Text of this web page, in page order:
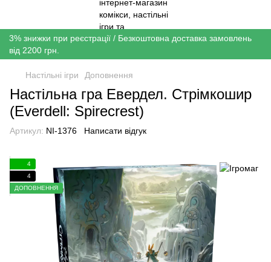
3% знижки при реєстрації / Безкоштовна доставка замовлень
від 2200 грн.
Настільні ігри Доповнення
Настільна гра Евердел. Стрімкошир
(Everdell: Spirecrest)
Артикул: NI-1376 Написати відгук
4
4
ДОПОВНЕННЯ